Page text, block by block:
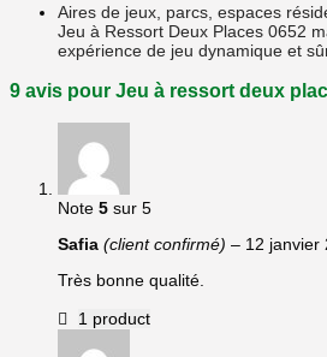
Aires de jeux, parcs, espaces
Jeu à Ressort Deux Places 0652
expérience de jeu dynamique et
9 avis pour Jeu à ressort deux
Note 5 sur 5
Safia (client confirmé) – 12 janvier
Très bonne qualité.
1 product